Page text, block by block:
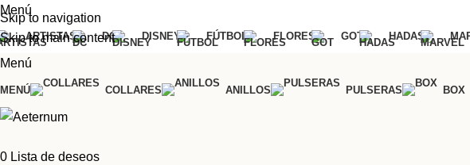
Skip to navigation
Skip to main content
Menú
ARTISTAS DC DISNEY FÚTBOL FLORES GOT HADAS
Menú
MENÚ COLLARES ANILLOS PULSERAS BOX
0 Lista de deseos